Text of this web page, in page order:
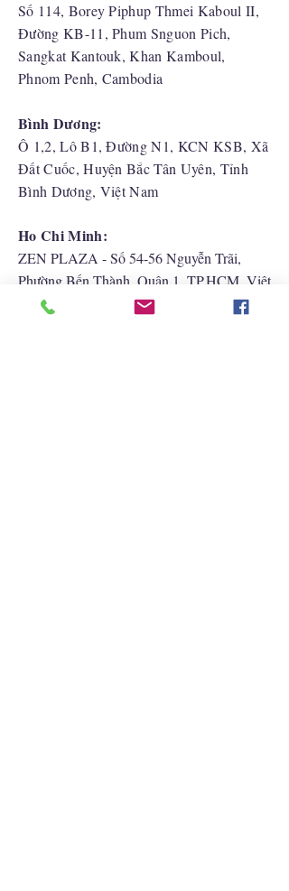
Số 114, Borey Piphup Thmei Kaboul II,
Đường KB-11, Phum Snguon Pich,
Sangkat Kantouk, Khan Kamboul,
Phnom Penh, Cambodia
Bình Dương:
Ô 1,2, Lô B1, Đường N1, KCN KSB, Xã
Đất Cuốc, Huyện Bắc Tân Uyên, Tỉnh
Bình Dương, Việt Nam
Ho Chi Minh:
ZEN PLAZA - Số 54-56 Nguyễn Trãi,
Phường Bến Thành, Quận 1, TP.HCM, Việt
Nam